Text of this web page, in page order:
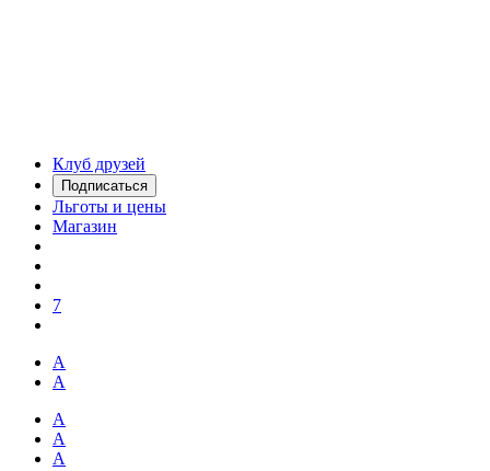
Клуб друзей
Подписаться
Льготы и цены
Магазин
7
А
А
А
А
А